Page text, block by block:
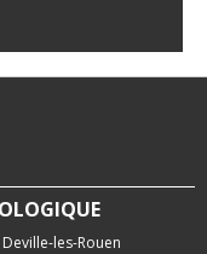
les-Rouen